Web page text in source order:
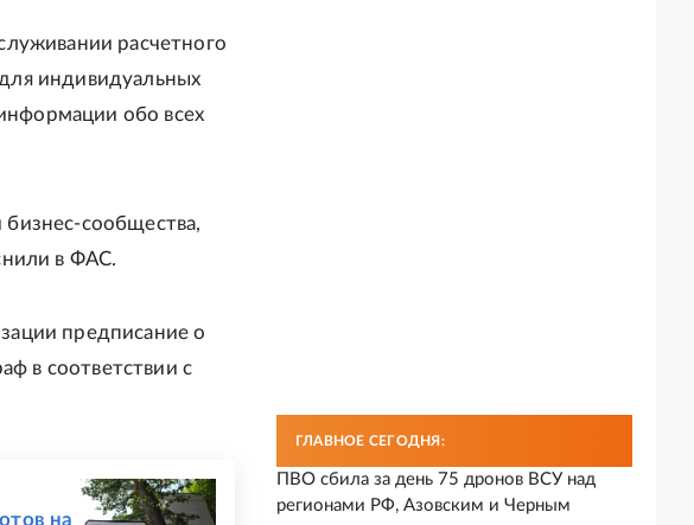
расчетного
индивидуальных
обо всех
бизнес-сообщества,
в ФАС.
предписание о
в соответствии с
на
ГЛАВНОЕ СЕГОДНЯ:
ПВО сбила за день 75 дронов ВСУ над
регионами РФ, Азовским и Черным